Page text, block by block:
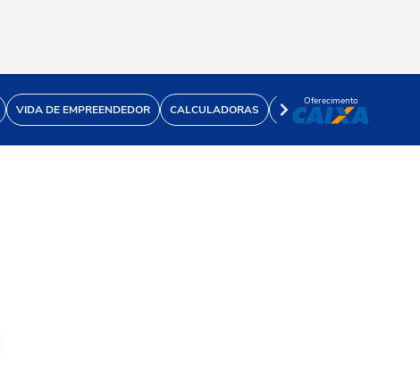
VIDA DE EMPREENDEDOR CALCULADORAS VÍDEOS
Oferecimento